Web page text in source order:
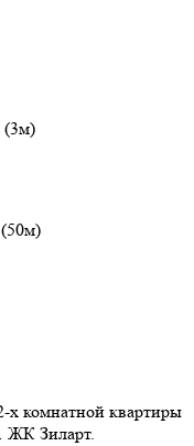
(3м)
(50м)
х комнатной квартиры
ЖК Зиларт.